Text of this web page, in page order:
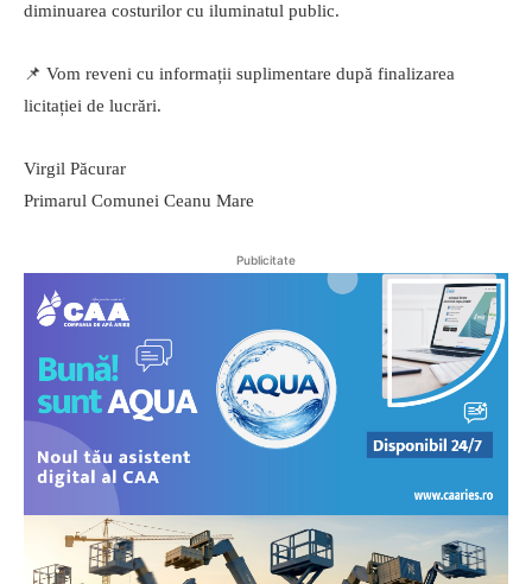
diminuarea costurilor cu iluminatul public.
📌 Vom reveni cu informații suplimentare după finalizarea
licitației de lucrări.
Virgil Păcurar
Primarul Comunei Ceanu Mare
Publicitate